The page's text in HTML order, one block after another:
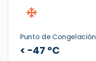
Punto de Congelación
< −47 °C